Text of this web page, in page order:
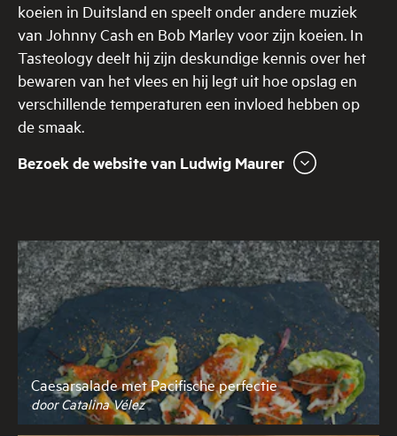
koeien in Duitsland en speelt onder andere muziek
van Johnny Cash en Bob Marley voor zijn koeien. In
Tasteology deelt hij zijn deskundige kennis over het
bewaren van het vlees en hij legt uit hoe opslag en
verschillende temperaturen een invloed hebben op
de smaak.
Bezoek de website van Ludwig Maurer
Caesarsalade met Pacifische perfectie
door Catalina Vélez